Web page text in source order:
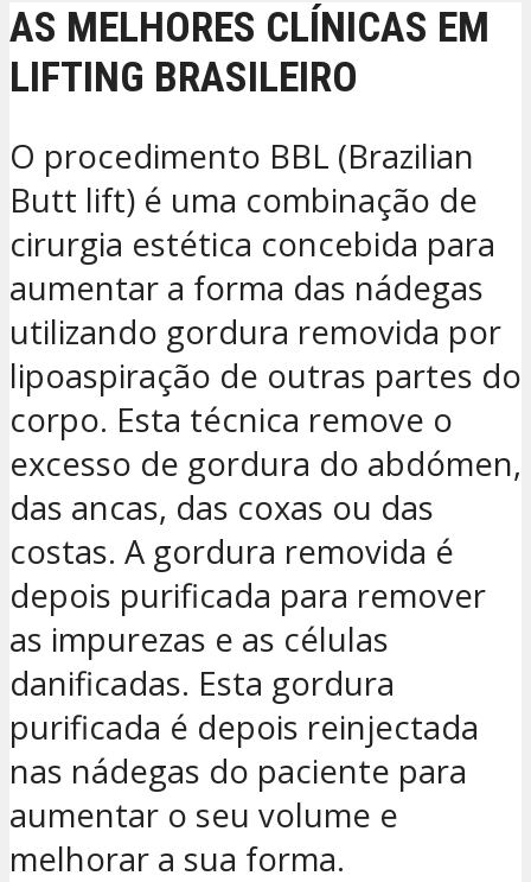
AS MELHORES CLÍNICAS EM
LIFTING BRASILEIRO
O procedimento BBL (Brazilian
Butt lift) é uma combinação de
cirurgia estética concebida para
aumentar a forma das nádegas
utilizando gordura removida por
lipoaspiração de outras partes do
corpo. Esta técnica remove o
excesso de gordura do abdómen,
das ancas, das coxas ou das
costas. A gordura removida é
depois purificada para remover
as impurezas e as células
danificadas. Esta gordura
purificada é depois reinjectada
nas nádegas do paciente para
aumentar o seu volume e
melhorar a sua forma.